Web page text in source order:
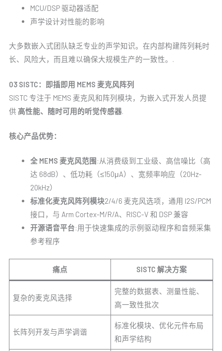
MCU/DSP 驱动器适配
声学设计对性能的影响
大多数嵌入式团队缺乏专业的声学知识。在内部构建阵列耗时
长、风险大，而且难以确保大规模生产的一致性。.
03 SISTC：即插即用 MEMS 麦克风阵列
SISTC 专注于 MEMS 麦克风和阵列模块，为嵌入式开发人员提
供 高性能、随时可用的听觉传感器.
核心产品优势：
全 MEMS 麦克风范围:从消费级到工业级、高信噪比（高
达 68dB）、低功耗（≤150μA）、宽频率响应（20Hz-
20kHz）
标准化麦克风阵列模块2/4/6 麦克风选项，通用 I2S/PCM
接口，与 Arm Cortex-M/R/A、RISC-V 和 DSP 兼容
开源语音平台:用于快速集成的示例驱动程序和音频采集
参考程序
痛点 SISTC 解决方案
复杂的麦克风选择
完整的数据表、测量性能、
高一致性批次
长阵列开发与声学调谐
标准化模块、优化元件布局
和声学结构